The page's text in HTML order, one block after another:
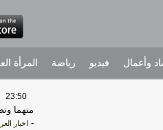
وأعمال فيديو رياضة المرأة
23:50
متهما وتضبط 408 آلاف حبة
-
اخبار